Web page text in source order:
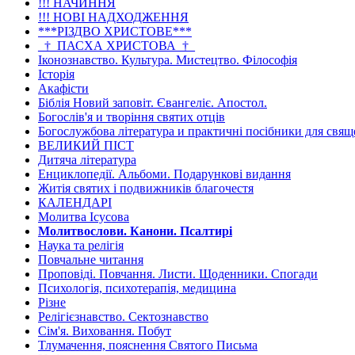
!!! НАЧИННЯ
!!! НОВІ НАДХОДЖЕННЯ
***РІЗДВО ХРИСТОВЕ***
_†_ПАСХА ХРИСТОВА_†_
Іконознавство. Культура. Мистецтво. Філософія
Історія
Акафісти
Біблія Новий заповіт. Євангеліє. Апостол.
Богослів'я и творіння святих отців
Богослужбова література и практичні посібники для
ВЕЛИКИЙ ПІСТ
Дитяча література
Енциклопедії. Альбоми. Подарункові видання
Житія святих і подвижників благочестя
КАЛЕНДАРІ
Молитва Ісусова
Молитвослови. Канони. Псалтирі
Наука та релігія
Повчальне читання
Проповіді. Повчання. Листи. Щоденники. Спогади
Психологія, психотерапія, медицина
Різне
Релігієзнавство. Сектознавство
Сім'я. Виховання. Побут
Тлумачення, пояснення Святого Письма